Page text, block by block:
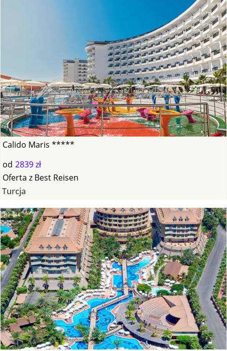
Calido Maris *****
od 2839 zł
Oferta z Best Reisen
Turcja